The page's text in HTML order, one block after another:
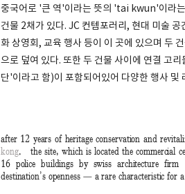
중국어로 '큰 역'이라는 뜻의 'tai kwun'이라
건물 2채가 있다. JC 컨템포러리, 현대 미술
화 상영회, 교육 행사 등이 이 곳에 있으며
으로 덮여 있다. 또한 두 건물 사이에 연결 고
단'이라고 함)이 포함되어있어 다양한 행사 및
after 12 years of heritage conservation and
kong. the site, which is located the commercial
16 police buildings by swiss architecture
destination’s openness — a rare characteristic for